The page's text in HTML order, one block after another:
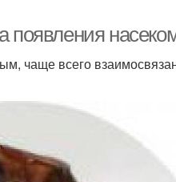
чаще всего